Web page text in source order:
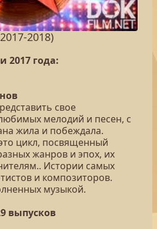
2018)
2017 года:
свое
мелодий и песен, с
жила и побеждала.
цикл, посвященный
жанров и эпох, их
Истории самых
и композиторов.
музыкой.
выпусков